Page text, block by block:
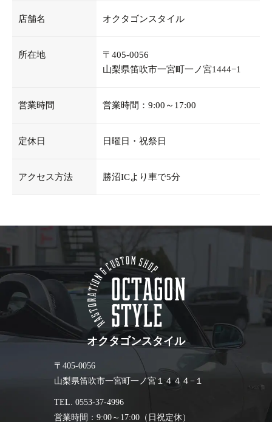
店舗名 オクタゴンスタイル
所在地
〒405-0056
山梨県笛吹市一宮町一ノ宮1444−1
営業時間 営業時間：9:00～17:00
定休日 日曜日・祝祭日
アクセス方法 勝沼ICより車で5分
オクタゴンスタイル
〒405-0056
山梨県笛吹市一宮町一ノ宮１４４４−１
TEL. 0553-37-4996
営業時間：9:00～17:00（日祝定休）